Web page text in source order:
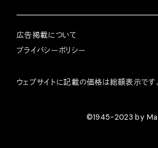
広告掲載について
プライバシーポリシー
ウェブサイトに記載の価格は総額表示です。
©1945-2023 by